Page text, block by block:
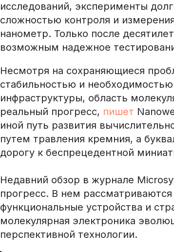
исследований, эксперименты
сложностью контроля и
нанометр. Только после
возможным надежное
Несмотря на сохраняющиеся
стабильностью и
инфраструктуры, область
реальный прогресс, пишет
иной путь развития
путем травления кремния, а
дорогу к беспрецедентной
Недавний обзор в журнале
прогресс. В нем
функциональные устройства и
молекулярная электроника
перспективной технологии.